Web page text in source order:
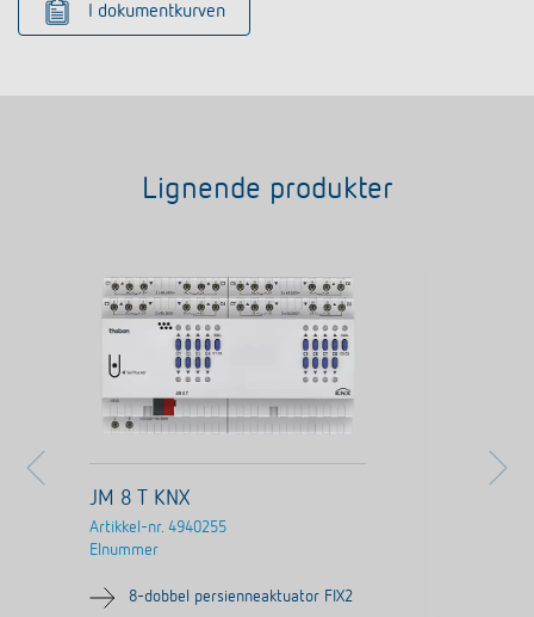
I dokumentkurven
Lignende produkter
JM 8 T KNX
Artikkel-nr. 4940255
Elnummer
8-dobbel persienneaktuator FIX2